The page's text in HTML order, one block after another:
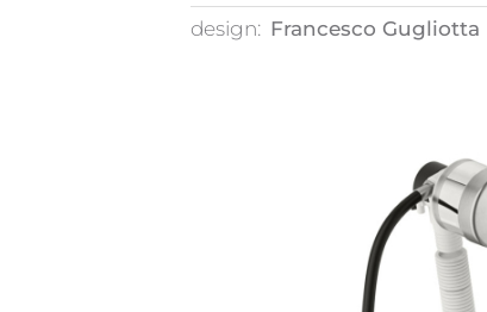
design: Francesco Gugliotta